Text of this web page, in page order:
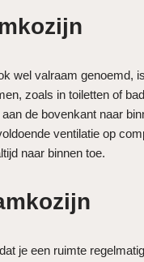
wel valraam genoemd,
zoals in toiletten of
de bovenkant naar
ventilatie op
naar binnen toe.
je een ruimte